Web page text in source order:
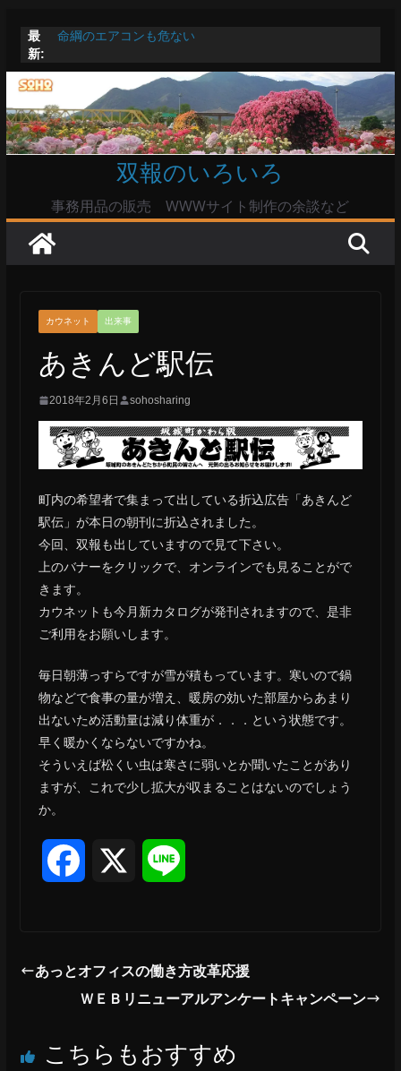
テ
ン
ツ
へ
ッ
最
新:
命綱のエアコンも危ない
た暑い
Windowsユーザーは公共の共有Wi-Fiは使うな?
高市首相とは隙間風が吹く鈴木憲和農水相
陸自部隊の思想信条調査報道受け小泉防衛相「不適切活
動ない」で良いのか
双報のいろいろ
事務用品の販売 WWWサイト制作の余談など
カウネット 出来事
あきんど駅伝
2018年2月6日 sohosharing
町内の希望者で集まって出している折込広告「あきんど
駅伝」が本日の朝刊に折込されました。
今回、双報も出していますので見て下さい。
上のバナーをクリックで、オンラインでも見ることがで
きます。
カウネットも今月新カタログが発刊されますので、是非
ご利用をお願いします。
毎日朝薄っすらですが雪が積もっています。寒いので鍋
物などで食事の量が増え、暖房の効いた部屋からあまり
出ないため活動量は減り体重が．．．という状態です。
早く暖かくならないですかね。
そういえば松くい虫は寒さに弱いとか聞いたことがあり
ますが、これで少し拡大が収まることはないのでしょう
か。
あっとオフィスの働き方改革応援
ＷＥＢリニューアルアンケートキャンペーン
こちらもおすすめ